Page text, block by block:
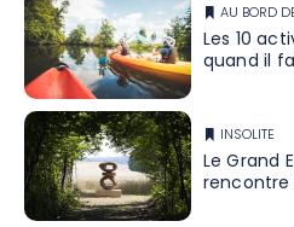
AU BORD
Les 10
quand il
INSOLITE
Le Grand